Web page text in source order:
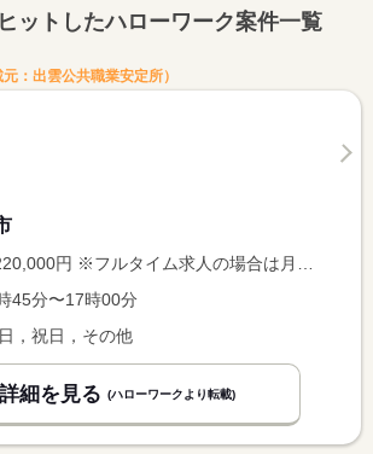
ットしたハローワーク案件一覧
：出雲公共職業安定所）
イム求人の場合は月額（換算額）、パート求人の場合は時間額を表示しています。
45分〜17時00分
，祝日，その他
細を見る (ハローワークより転載)